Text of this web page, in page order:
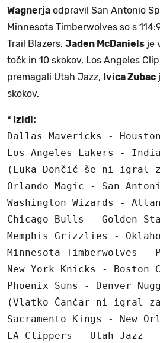
Wagnerja odpravil San Antonio
Minnesota Timberwolves so s
Trail Blazers, Jaden McDaniels je
točk in 10 skokov, Los Angeles
premagali Utah Jazz, Ivica Zubac
skokov.
* Izidi:
Dallas Mavericks -
Los Angeles Lakers -
(Luka Dončić še ni igral
Orlando Magic - San
Washington Wizards -
Chicago Bulls - Golden
Memphis Grizzlies -
Minnesota Timberwolves
New York Knicks -
Phoenix Suns - Denver
(Vlatko Čančar ni igral za
Sacramento Kings - New
LA Clippers - Utah